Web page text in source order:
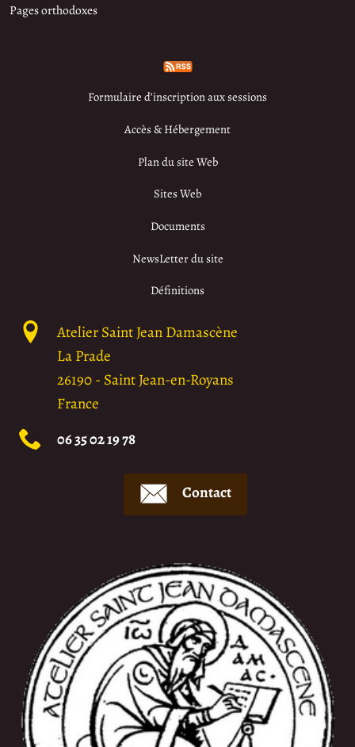
Pages orthodoxes
Formulaire d’inscription aux sessions
Accès & Hébergement
Plan du site Web
Sites Web
Documents
NewsLetter du site
Définitions
Atelier Saint Jean Damascène
La Prade
26190- Saint Jean-en-Royans
France
06 35 02 19 78
Contact